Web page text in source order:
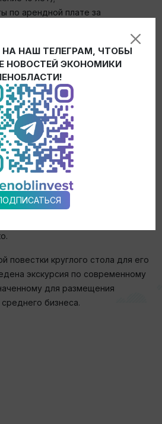
по арендной плате за
компания должна войти в реестр
Минпромторга РФ и получить
парка в
а с этим поможет как раз АЭРЛО.
поддержки инвесторов в
налоговым
сопровождение
в режиме «единого окна» по
«Зеленый коридор для
получают поддержку на любом
проекта: от подбора
повестки круглого стола для его
экскурсия по современному
для размещения
бизнеса.
НАШ ТЕЛЕГРАМ, ЧТОБЫ
НОВОСТЕЙ ЭКОНОМИКИ